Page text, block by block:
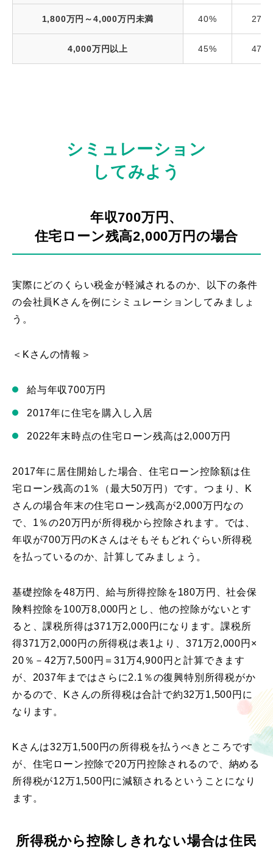
1,800万円～4,000万円未満 40% 279
4,000万円以上 45% 479
シミュレーション
してみよう
年収700万円、
住宅ローン残高2,000万円の場合
実際にどのくらい税金が軽減されるのか、以下の条件
の会社員Kさんを例にシミュレーションしてみましょ
う。
＜Kさんの情報＞
給与年収700万円
2017年に住宅を購入し入居
2022年末時点の住宅ローン残高は2,000万円
2017年に居住開始した場合、住宅ローン控除額は住
宅ローン残高の1％（最大50万円）です。つまり、K
さんの場合年末の住宅ローン残高が2,000万円なの
で、1％の20万円が所得税から控除されます。では、
年収が700万円のKさんはそもそもどれぐらい所得税
を払っているのか、計算してみましょう。
基礎控除を48万円、給与所得控除を180万円、社会保
険料控除を100万8,000円とし、他の控除がないとす
ると、課税所得は371万2,000円になります。課税所
得371万2,000円の所得税は表1より、371万2,000円×
20％－42万7,500円＝31万4,900円と計算できます
が、2037年まではさらに2.1％の復興特別所得税がか
かるので、Kさんの所得税は合計で約32万1,500円に
なります。
Kさんは32万1,500円の所得税を払うべきところです
が、住宅ローン控除で20万円控除されるので、納める
所得税が12万1,500円に減額されるということになり
ます。
所得税から控除しきれない場合は住民